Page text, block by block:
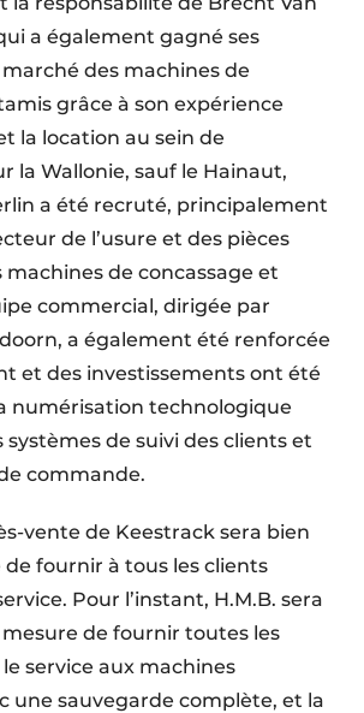
a également gagné ses
des machines de
grâce à son expérience
la location au sein de
la Wallonie, sauf le Hainaut,
a été recruté, principalement
de l’usure et des pièces
machines de concassage et
commercial, dirigée par
a également été renforcée
et des investissements ont été
numérisation technologique
systèmes de suivi des clients et
commande.
vente de Keestrack sera bien
fournir à tous les clients
Pour l’instant, H.M.B. sera
de fournir toutes les
service aux machines
une sauvegarde complète, et la